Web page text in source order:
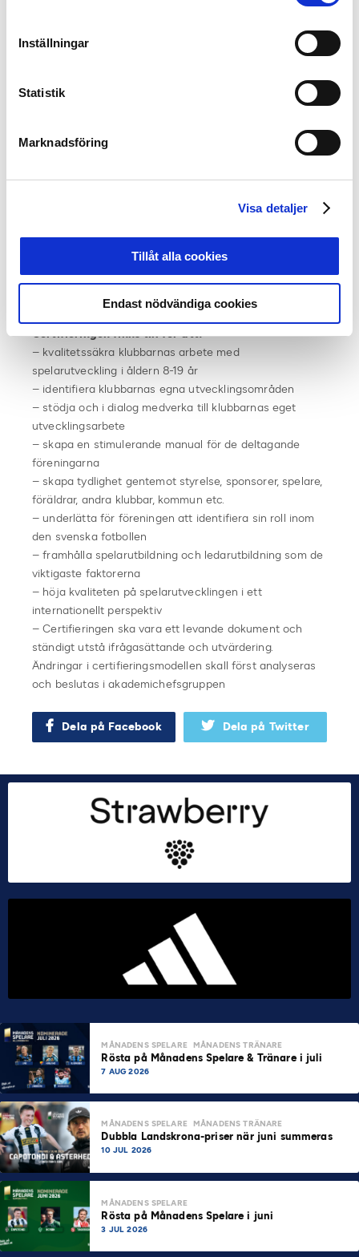
Inställningar
Statistik
Marknadsföring
Visa detaljer
Tillåt alla cookies
Endast nödvändiga cookies
certifieringssystem.
talangutveckling genom att anställa kvalificerade
ska få en elitinriktad fotbollsutbildning av i första hand
heltidsanställd tränare. Syftet är att trygga framtiden
2017 hade totalt 803 aktiva elitfotbollsspelare i Sverige
282 av dessa spelade i Allsvenskan och 353 i
tipselit.se
Certifieringen finns till för att:
– kvalitetssäkra klubbarnas arbete med
spelarutveckling i åldern 8-19 år
– identifiera klubbarnas egna utvecklingsområden
– stödja och i dialog medverka till klubbarnas eget
utvecklingsarbete
– skapa en stimulerande manual för de deltagande
föreningarna
– skapa tydlighet gentemot styrelse, sponsorer, spelare,
föräldrar, andra klubbar, kommun etc.
– underlätta för föreningen att identifiera sin roll inom
den svenska fotbollen
– framhålla spelarutbildning och ledarutbildning som de
viktigaste faktorerna
– höja kvaliteten på spelarutvecklingen i ett
internationellt perspektiv
– Certifieringen ska vara ett levande dokument och
ständigt utstå ifrågasättande och utvärdering.
Ändringar i certifieringsmodellen skall först analyseras
och beslutas i akademichefsgruppen
Dela på Facebook Dela på Twitter
MÅNADENS SPELARE MÅNADENS TRÄNARE
Rösta på Månadens Spelare & Tränare i juli
7 AUG 2026
MÅNADENS SPELARE MÅNADENS TRÄNARE
Dubbla Landskrona-priser när juni summeras
10 JUL 2026
MÅNADENS SPELARE
Rösta på Månadens Spelare i juni
3 JUL 2026